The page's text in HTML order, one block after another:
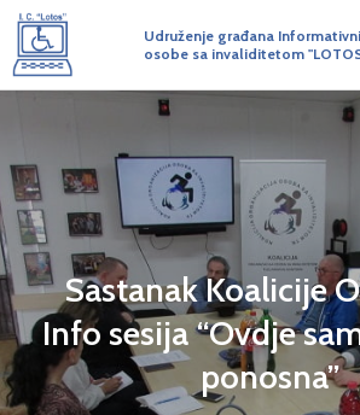
Udruženje građana
osobe sa invaliditetom
Sastanak Koalicije
Info sesija “Ovdje
ponosna”